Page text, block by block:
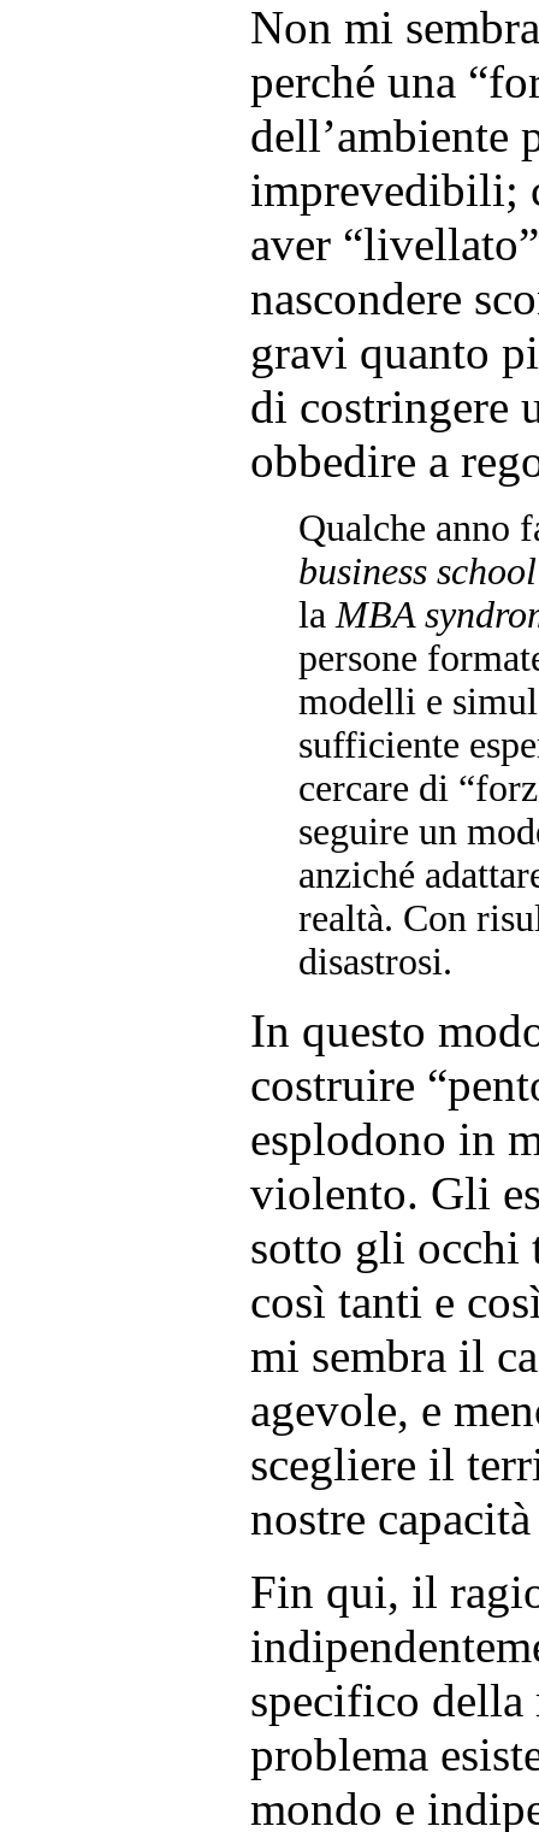
Non mi
perché una
dell’ambiente
imprevedibili;
aver
nascondere
gravi quanto
di costringere
obbedire a
Qualche anno
business school
laMBA
persone
modelli e
sufficiente
cercare di
seguire un
anziché
realtà. Con
disastrosi.
In questo
costruire
esplodono in
violento. Gli
sotto gli
così tanti e
mi sembra il
agevole, e
scegliere il
nostre
Fin qui, il
specifico della
problema
mondo e